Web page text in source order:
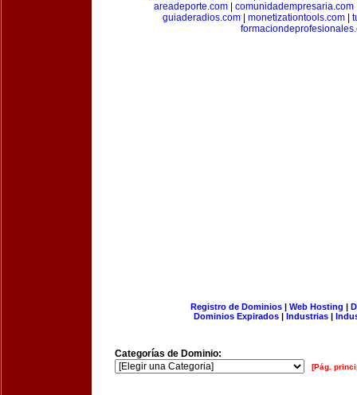
areadeporte.com| comunidadempresaria.com
guiaderadios.com| monetizationtools.com|
Registro de Dominios| Web Hosting |
Dominios Expirados | Industrias |
Categorías de Dominio:
[Pág.